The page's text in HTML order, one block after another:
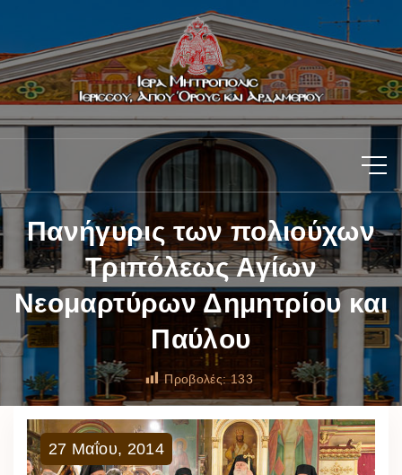
Πανήγυρις των πολιούχων
Τριπόλεως Αγίων
Νεομαρτύρων Δημητρίου και
Παύλου
Προβολές: 133
27 Μαΐου, 2014